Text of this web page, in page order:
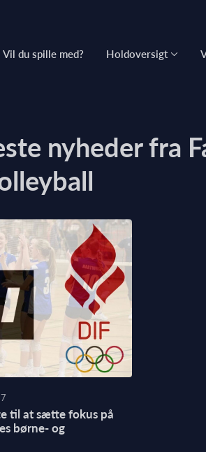
Vil du spille med? Holdoversigt
nyheder fra
til at sætte fokus på
børne- og